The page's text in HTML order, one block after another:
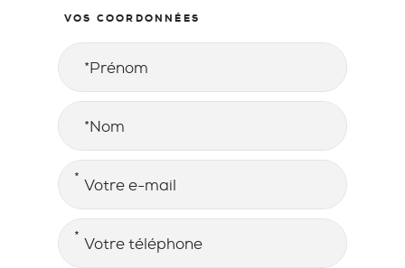
VOS COORDONNÉES
Prénom
Nom
E-MAIL
TÉLÉPHONE